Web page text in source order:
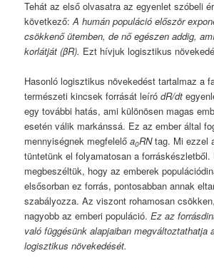
Tehát az első olvasatra az egyenlet szóbeli
következő:A humán populáció először
csökkenő ütemben, de nő egészen addig,
korlátját (βR). Ezt hívjuk logisztikus
Hasonló logisztikus növekedést tartalmaz a
természeti kincsek forrását leíródR/dt
egy további hatás, ami különösen magas
esetén válik markánssá. Ez az ember által
mennyiségnek megfelelőa0RNtag. Mi ezzel
tüntetünk el folyamatosan a
megbeszéltük, hogy az emberek
elsősorban ez forrás, pontosabban annak
szabályozza. Az viszont rohamosan
nagyobb az emberi populáció.Ez az
való függésünk alapjaiban megváltoztathatja
logisztikus növekedését.